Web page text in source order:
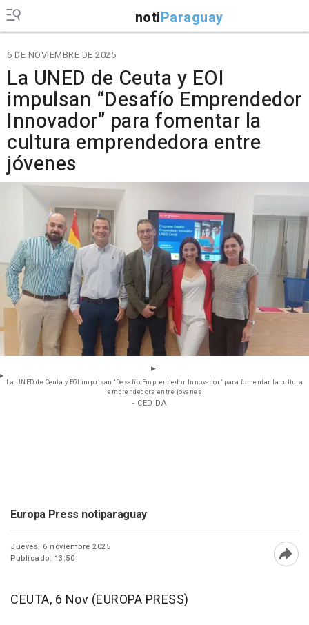
notiParaguay
6 DE NOVIEMBRE DE 2025
La UNED de Ceuta y EOI
impulsan “Desafío Emprendedor
Innovador” para fomentar la
cultura emprendedora entre
jóvenes
La UNED de Ceuta y EOI impulsan “Desafío Emprendedor Innovador” para fomentar la cultura
emprendedora entre jóvenes
- CEDIDA
Europa Press notiparaguay
Jueves, 6 noviembre 2025
Publicado: 13:50
CEUTA, 6 Nov (EUROPA PRESS)